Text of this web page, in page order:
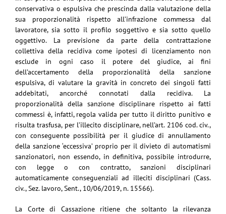
conservativa o espulsiva che prescinda dalla valutazione della
sua proporzionalità rispetto all’infrazione commessa dal
lavoratore, sia sotto il profilo soggettivo e sia sotto quello
oggettivo. La previsione da parte della contrattazione
collettiva della recidiva come ipotesi di licenziamento non
esclude in ogni caso il potere del giudice, ai fini
dell’accertamento della proporzionalità della sanzione
espulsiva, di valutare la gravità in concreto dei singoli fatti
addebitati, ancorché connotati dalla recidiva. La
proporzionalità della sanzione disciplinare rispetto ai fatti
commessi è, infatti, regola valida per tutto il diritto punitivo e
risulta trasfusa, per l’illecito disciplinare, nell’art. 2106 cod. civ.,
con conseguente possibilità per il giudice di annullamento
della sanzione ‘eccessiva’ proprio per il divieto di automatismi
sanzionatori, non essendo, in definitiva, possibile introdurre,
con legge o con contratto, sanzioni disciplinari
automaticamente conseguenziali ad illeciti disciplinari (Cass.
civ., Sez. lavoro, Sent., 10/06/2019, n. 15566).
La Corte di Cassazione ritiene che soltanto la rilevanza